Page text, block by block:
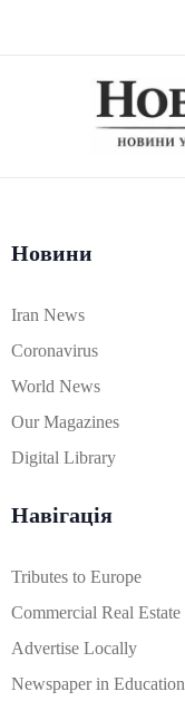
Новини
Iran News
Coronavirus
World News
Our Magazines
Digital Library
Навігація
Tributes to Europe
Commercial Real Estate
Advertise Locally
Newspaper in Education